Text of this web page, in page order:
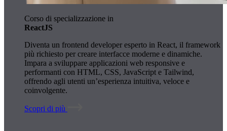
Corso di specializzazione in
ReactJS
Diventa un frontend developer esperto in React, il framework
più richiesto per creare interfacce moderne e dinamiche.
Impara a sviluppare applicazioni web responsive e
performanti con HTML, CSS, JavaScript e Tailwind,
offrendo agli utenti un’esperienza intuitiva, veloce e
coinvolgente.
Scopri di più